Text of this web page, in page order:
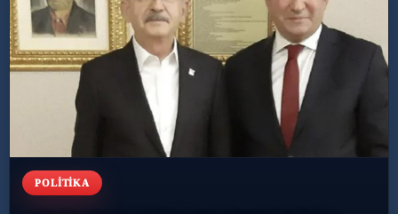
Politika
Spor
Ekonomi
Eğitim
Dünya
POLITIKA